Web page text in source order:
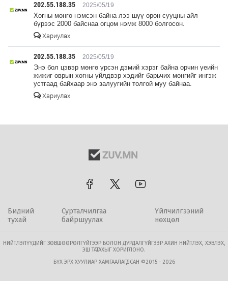
202.55.188.35 2025/05/19
Хогны мөнгө нэмсэн байна лээ шүү орон сууцны айл
бүрээс 2000 байснаа огцом нэмж 8000 болгосон.
Хариулах
202.55.188.35 2025/05/19
Энэ бол цэвэр мөнгө үрсэн дэмий хэрэг байна орчин үеийн
жижиг оврын хогны үйлдвэр хэдийг барьчих мөнгийг ингэж
устгаад байхаар энэ залуугийн толгой муу байнаа.
Хариулах
Бидний
тухай
Сурталчилгаа
байршуулах
Үйлчилгээний
нөхцөл
НИЙТЛЭЛҮҮДИЙГ ЗӨВШӨӨРӨЛГҮЙГЭЭР БОЛОН ДУРДАЛГҮЙГЭЭР АХИН НИЙТЛЭХ, ХЭВЛЭХ,
ЭШ ТАТАХЫГ ХОРИГЛОНО.
БҮХ ЭРХ ХУУЛИАР ХАМГААЛАГДСАН ©2015 - 2026